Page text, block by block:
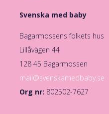
Svenska med baby
Bagarmossens folkets hus
Lillåvägen 44
128 45 Bagarmossen
mail@svenskamedbaby.se
Org nr: 802502-7627